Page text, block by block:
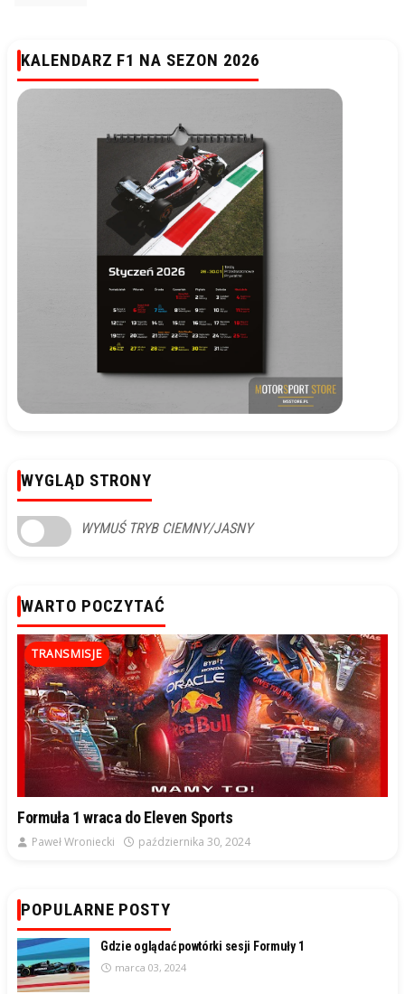
KALENDARZ F1 NA SEZON 2026
WYGLĄD STRONY
WYMUŚ TRYB CIEMNY/JASNY
WARTO POCZYTAĆ
TRANSMISJE
Formuła 1 wraca do Eleven Sports
Paweł Wroniecki października 30, 2024
POPULARNE POSTY
Gdzie oglądać powtórki sesji Formuły 1
marca 03, 2024